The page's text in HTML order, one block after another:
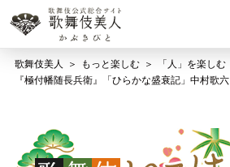
歌舞伎美人 もっと楽しむ 「人」を楽しむ
『極付幡随長兵衛』「ひらかな盛衰記」中村歌六